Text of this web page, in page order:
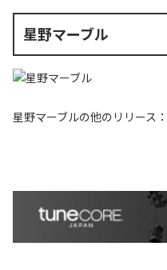
星野マーブル
星野マーブルの他のリリース：